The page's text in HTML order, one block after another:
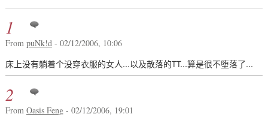
1
From puNk!d- 02/12/2006, 10:06
床上没有躺着个没穿衣服的女人...以及散落的TT...算是很不堕落了...
2
From Oasis Feng- 02/12/2006, 19:01